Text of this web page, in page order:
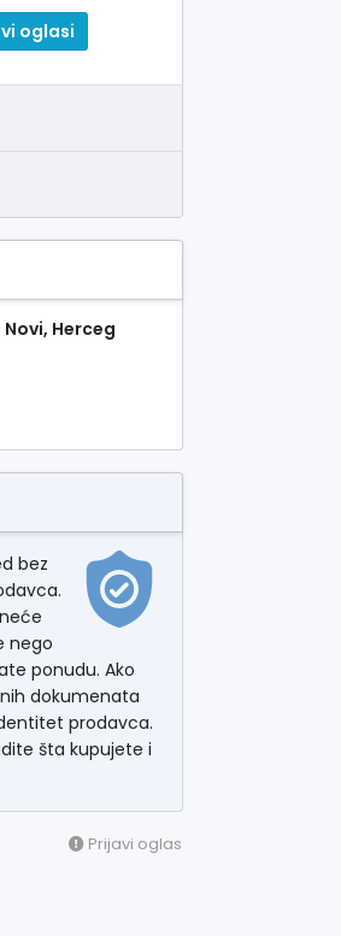
oglasi
Herceg
bez
nego
ponudu. Ako
dokumenata
prodavca.
šta kupujete i
Prijavi oglas